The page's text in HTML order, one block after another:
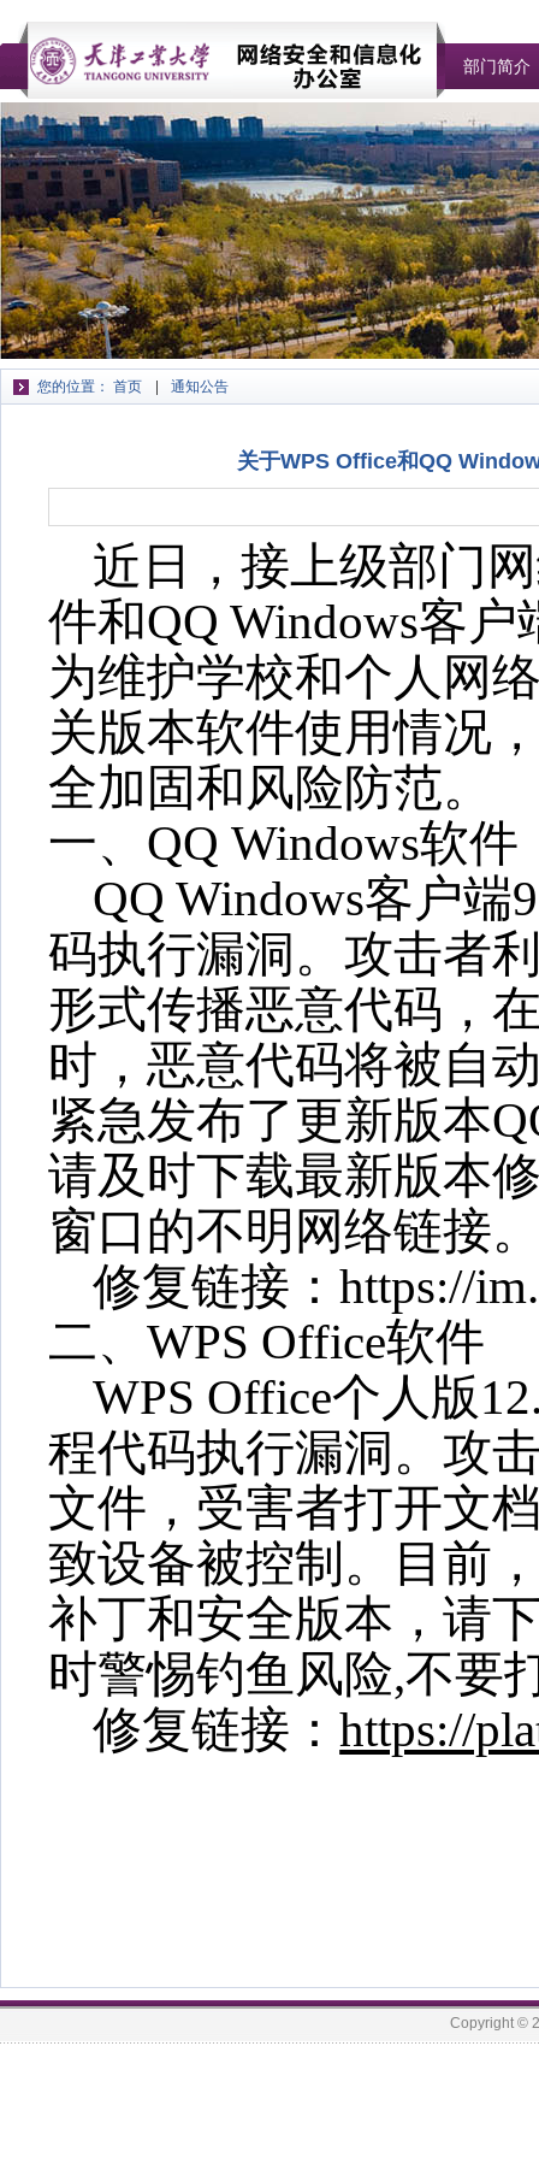
部门简介
您的位置： 首页 通知公告
关于WPS Office和QQ
近日，接上级部门
件和QQ Windows客
为维护学校和个人网
关版本软件使用情况
全加固和风险防范。
一、 QQ Windows软件
QQ Windows客户
码执行漏洞 。攻击者
形式传播恶意代码，
时 ，恶意代码将被自
紧急发布了更新版本
请及时下载最新版本
窗口的不明网络链接
修复链接：https://
二、WPS Office软件
WPS Office个人版
程代码执行漏洞。攻
文件， 受害者打开文
致设备被控制。目前
补丁和安全版本 ，请
时警惕钓鱼风险,不要
修复链接：https://
Copyright ©